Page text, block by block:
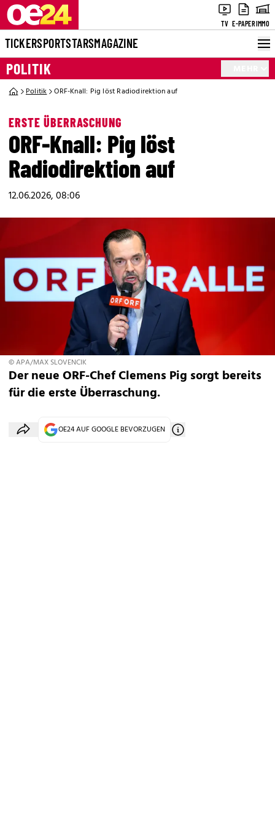
TV E-PAPERIMMO
TICKERSPORTSTARSMAGAZINE
POLITIK
Politik ORF-Knall: Pig löst Radiodirektion auf
ERSTE ÜBERRASCHUNG
ORF-Knall: Pig löst
Radiodirektion auf
12.06.2026, 08:06
© APA/MAX SLOVENCIK
Der neue ORF-Chef Clemens Pig sorgt bereits
für die erste Überraschung.
OE24 AUF GOOGLE BEVORZUGEN